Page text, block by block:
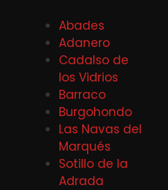
Abades
Adanero
Cadalso de
los Vidrios
Barraco
Burgohondo
Las Navas del
Marqués
Sotillo de la
Adrada